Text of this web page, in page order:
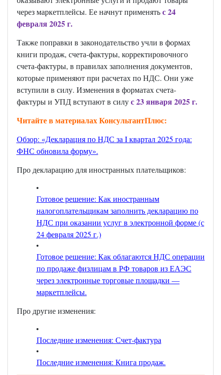
через маркетплейсы. Ее начнут применятьс 24
февраля 2025 г.
Также поправки в законодательство учли в формах
книги продаж, счета-фактуры, корректировочного
счета-фактуры, в правилах заполнения документов,
которые применяют при расчетах по НДС. Они уже
вступили в силу. Изменения в форматах счета-
фактуры и УПД вступают в силус 23 января 2025 г.
Читайте в материалах КонсультантПлюс:
Обзор: «Декларация по НДС за I квартал 2025 года:
ФНС обновила форму».
Про декларацию для иностранных плательщиков:
Готовое решение: Как иностранным
налогоплательщикам заполнить декларацию по
НДС при оказании услуг в электронной форме (с
24 февраля 2025 г.)
Готовое решение: Как облагаются НДС операции
по продаже физлицам в РФ товаров из ЕАЭС
через электронные торговые площадки —
маркетплейсы.
Про другие изменения:
Последние изменения: Счет-фактура
Последние изменения: Книга продаж.